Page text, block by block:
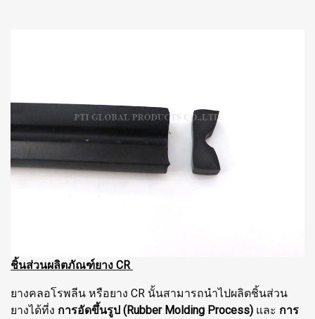
ชิ้นส่วนผลิตภัณฑ์ยาง CR
ยางคลอโรพลีน หรือยาง CR นั้นสามารถนำไปผลิตชิ้นส่วน
ยางได้ที่ง การอัดขึ้นรูป (Rubber Molding Process) และ การ